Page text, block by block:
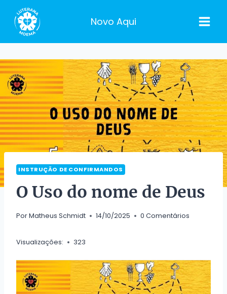
para
Conteúdo
Novo Aqui
INSTRUÇÃO DE CONFIRMANDOS
O Uso do nome de Deus
PorMatheus Schmidt 14/10/2025 0 Comentários
Visualizações: 323